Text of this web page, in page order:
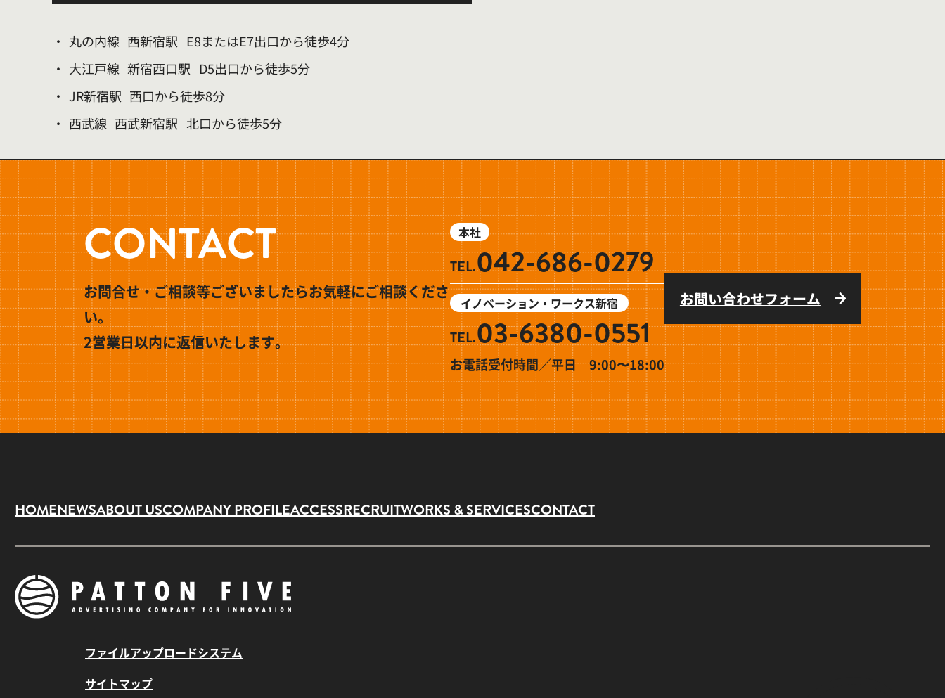
・ 丸の内線 西新宿駅 E8またはE7出口から徒歩4分
・ 大江戸線 新宿西口駅 D5出口から徒歩5分
・ JR新宿駅 西口から徒歩8分
・ 西武線 西武新宿駅 北口から徒歩5分
CONTACT
お問合せ・ご相談等ございましたらお気軽にご相談くださ
い。
2営業日以内に返信いたします。
本社
TEL.042-686-0279
イノベーション・ワークス新宿
TEL.03-6380-0551
お電話受付時間／平日 9:00〜18:00
お問い合わせフォーム
HOMENEWSABOUT USCOMPANY PROFILEACCESSRECRUITWORKS & SERVICESCONTACT
ファイルアップロードシステム
サイトマップ